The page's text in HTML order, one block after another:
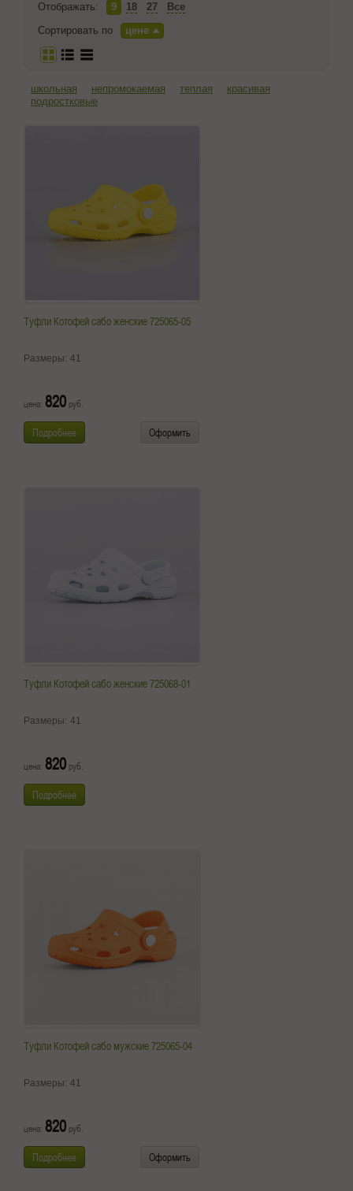
Отображать: 9 18 27
Все
Сортировать по
цене
школьная непромокаемая теплая
красивая
подростковые
Туфли Котофей сабо женские 725065-05
Размеры: 41
цена: 820 руб.
Подробнее Оформить
Туфли Котофей сабо женские 725068-01
Размеры: 41
цена: 820 руб.
Подробнее
Туфли Котофей сабо мужские 725065-04
Размеры: 41
цена: 820 руб.
Подробнее Оформить